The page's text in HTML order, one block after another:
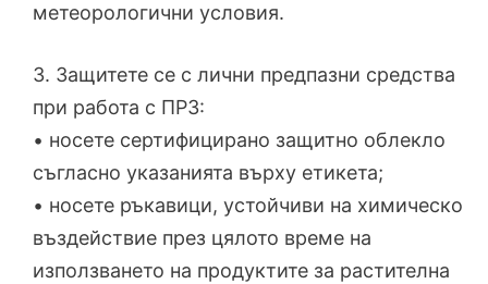
метеорологични условия.
3. Защитете се с лични предпазни средства
при работа с ПРЗ:
• носете сертифицирано защитно облекло
съгласно указанията върху етикета;
• носете ръкавици, устойчиви на химическо
въздействие през цялото време на
използването на продуктите за растителна